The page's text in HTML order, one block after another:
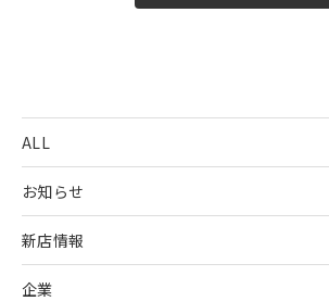
ALL
お知らせ
新店情報
企業